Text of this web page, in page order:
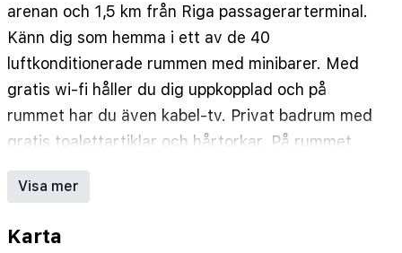
arenan och 1,5 km från Riga passagerarterminal.
Känn dig som hemma i ett av de 40
luftkonditionerade rummen med minibarer. Med
gratis wi-fi håller du dig uppkopplad och på
rummet har du även kabel-tv. Privat badrum med
gratis toalettartiklar och hårtorkar. På rummet
finns värdeförvaringsskåp och skrivbord.
Städning erbjuds dagligen. Avstånd avrundas till
Visa mer
Karta